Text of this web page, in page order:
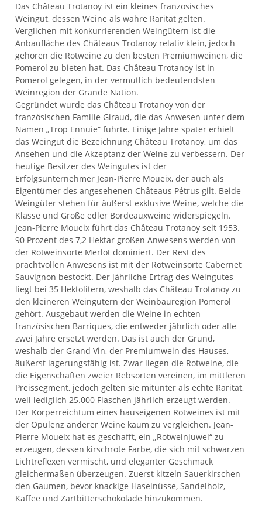
Das Château Trotanoy ist ein kleines französisches
Weingut, dessen Weine als wahre Rarität gelten.
Verglichen mit konkurrierenden Weingütern ist die
Anbaufläche des Châteaus Trotanoy relativ klein, jedoch
gehören die Rotweine zu den besten Premiumweinen, die
Pomerol zu bieten hat. Das Château Trotanoy ist in
Pomerol gelegen, in der vermutlich bedeutendsten
Weinregion der Grande Nation.
Gegründet wurde das Château Trotanoy von der
französischen Familie Giraud, die das Anwesen unter dem
Namen „Trop Ennuie“ führte. Einige Jahre später erhielt
das Weingut die Bezeichnung Château Trotanoy, um das
Ansehen und die Akzeptanz der Weine zu verbessern. Der
heutige Besitzer des Weingutes ist der
Erfolgsunternehmer Jean-Pierre Moueix, der auch als
Eigentümer des angesehenen Châteaus Pétrus gilt. Beide
Weingüter stehen für äußerst exklusive Weine, welche die
Klasse und Größe edler Bordeauxweine widerspiegeln.
Jean-Pierre Moueix führt das Château Trotanoy seit 1953.
90 Prozent des 7,2 Hektar großen Anwesens werden von
der Rotweinsorte Merlot dominiert. Der Rest des
prachtvollen Anwesens ist mit der Rotweinsorte Cabernet
Sauvignon bestockt. Der jährliche Ertrag des Weingutes
liegt bei 35 Hektolitern, weshalb das Château Trotanoy zu
den kleineren Weingütern der Weinbauregion Pomerol
gehört. Ausgebaut werden die Weine in echten
französischen Barriques, die entweder jährlich oder alle
zwei Jahre ersetzt werden. Das ist auch der Grund,
weshalb der Grand Vin, der Premiumwein des Hauses,
äußerst lagerungsfähig ist. Zwar liegen die Rotweine, die
die Eigenschaften zweier Rebsorten vereinen, im mittleren
Preissegment, jedoch gelten sie mitunter als echte Rarität,
weil lediglich 25.000 Flaschen jährlich erzeugt werden.
Der Körperreichtum eines hauseigenen Rotweines ist mit
der Opulenz anderer Weine kaum zu vergleichen. Jean-
Pierre Moueix hat es geschafft, ein „Rotweinjuwel“ zu
erzeugen, dessen kirschrote Farbe, die sich mit schwarzen
Lichtreflexen vermischt, und eleganter Geschmack
gleichermaßen überzeugen. Zuerst kitzeln Sauerkirschen
den Gaumen, bevor knackige Haselnüsse, Sandelholz,
Kaffee und Zartbitterschokolade hinzukommen.